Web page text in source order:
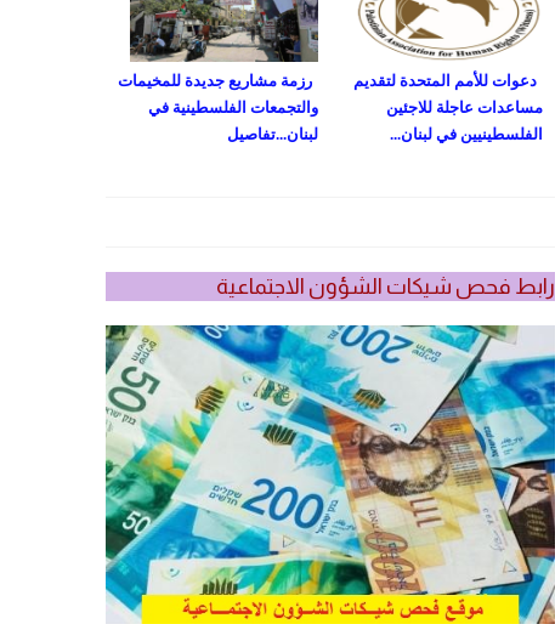
رزمة مشاريع جديدة للمخيمات
والتجمعات الفلسطينية في
لبنان...تفاصيل
دعوات للأمم المتحدة لتقديم
مساعدات عاجلة للاجئين
الفلسطينيين في لبنان...
رابط فحص شيكات الشؤون الاجتماعية